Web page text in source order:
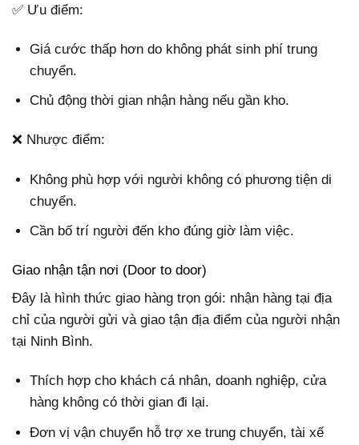
✅ Ưu điểm:
Giá cước thấp hơn do không phát sinh phí trung
chuyển.
Chủ động thời gian nhận hàng nếu gần kho.
❌ Nhược điểm:
Không phù hợp với người không có phương tiện di
chuyển.
Cần bố trí người đến kho đúng giờ làm việc.
Giao nhận tận nơi (Door to door)
Đây là hình thức giao hàng trọn gói: nhận hàng tại địa
chỉ của người gửi và giao tận địa điểm của người nhận
tại Ninh Bình.
Thích hợp cho khách cá nhân, doanh nghiệp, cửa
hàng không có thời gian đi lại.
Đơn vị vận chuyển hỗ trợ xe trung chuyển, tài xế